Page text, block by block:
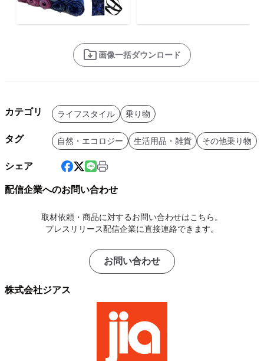
画像一括ダウンロード
カテゴリ ライフスタイル 乗り物
タグ 自然・エコロジー 生活用品・雑貨 その他乗り物
シェア
配信企業へのお問い合わせ
取材依頼・商品に対するお問い合わせはこちら。
プレスリリース配信企業に直接連絡できます。
お問い合わせ
株式会社ジアス